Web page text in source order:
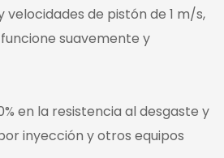
de pistón de 1 m/s,
suavemente y
en la resistencia al desgaste y
inyección y otros equipos